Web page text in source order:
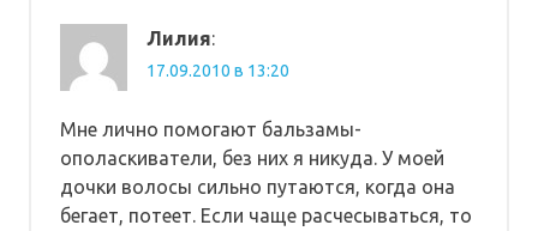
Лилия:
17.09.2010 в 13:20
Мне лично помогают бальзамы-
ополаскиватели, без них я никуда. У моей
дочки волосы сильно путаются, когда она
бегает, потеет. Если чаще расчесываться, то